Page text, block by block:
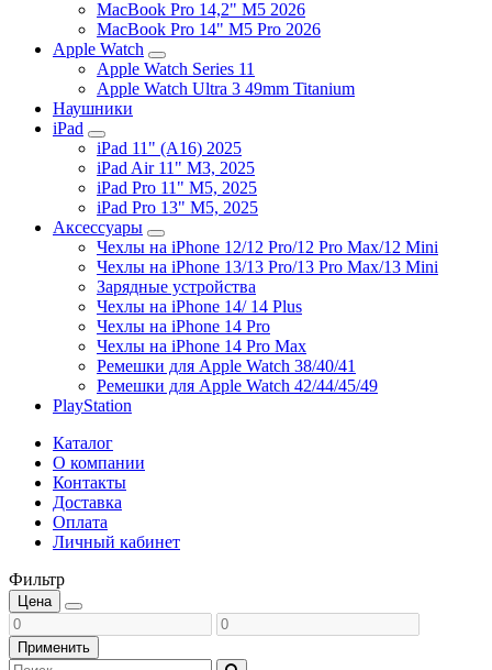
MacBook Pro 14,2" M5 2026
MacBook Pro 14" M5 Pro 2026
Apple Watch
Apple Watch Series 11
Apple Watch Ultra 3 49mm Titanium
Наушники
iPad
iPad 11" (A16) 2025
iPad Air 11" M3, 2025
iPad Pro 11" M5, 2025
iPad Pro 13" M5, 2025
Аксессуары
Чехлы на iPhone 12/12 Pro/12 Pro Max/12 Mini
Чехлы на iPhone 13/13 Pro/13 Pro Max/13 Mini
Зарядные устройства
Чехлы на iPhone 14/ 14 Plus
Чехлы на iPhone 14 Pro
Чехлы на iPhone 14 Pro Max
Ремешки для Apple Watch 38/40/41
Ремешки для Apple Watch 42/44/45/49
PlayStation
Каталог
О компании
Контакты
Доставка
Оплата
Личный кабинет
Фильтр
Цена
Применить